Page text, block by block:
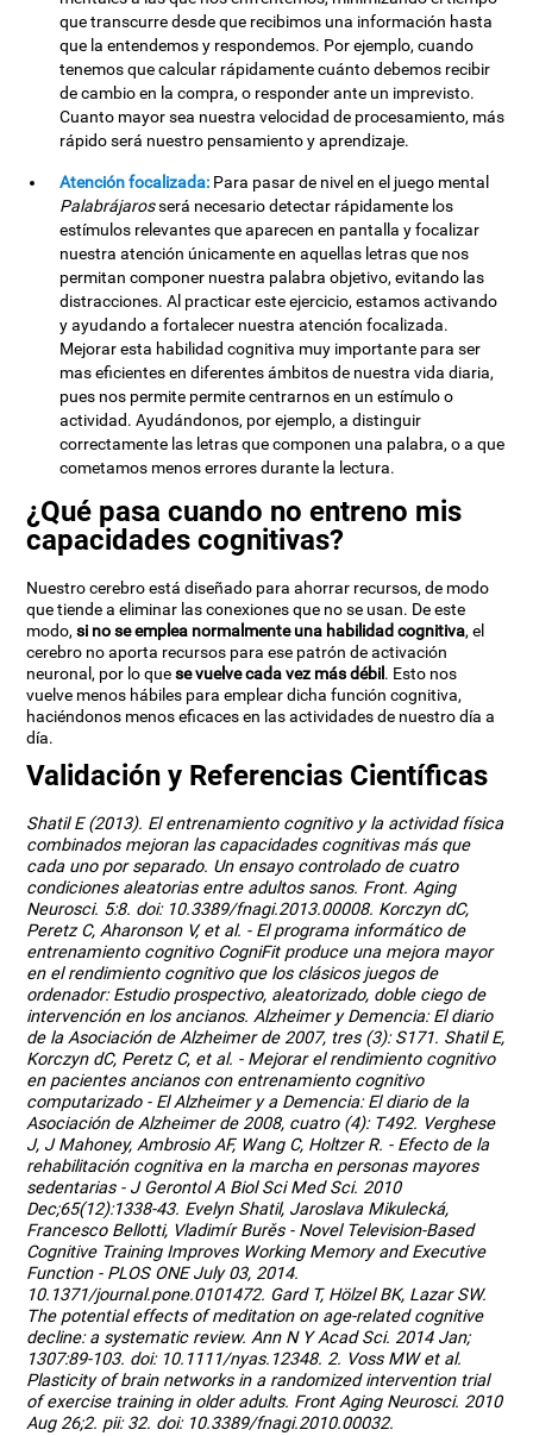
que transcurre desde que recibimos una información hasta
que la entendemos y respondemos. Por ejemplo, cuando
tenemos que calcular rápidamente cuánto debemos recibir
de cambio en la compra, o responder ante un imprevisto.
Cuanto mayor sea nuestra velocidad de procesamiento, más
rápido será nuestro pensamiento y aprendizaje.
Atención focalizada: Para pasar de nivel en el juego mental
Palabrájarosserá necesario detectar rápidamente los
estímulos relevantes que aparecen en pantalla y focalizar
nuestra atención únicamente en aquellas letras que nos
permitan componer nuestra palabra objetivo, evitando las
distracciones. Al practicar este ejercicio, estamos activando
y ayudando a fortalecer nuestra atención focalizada.
Mejorar esta habilidad cognitiva muy importante para ser
mas eficientes en diferentes ámbitos de nuestra vida diaria,
pues nos permite permite centrarnos en un estímulo o
actividad. Ayudándonos, por ejemplo, a distinguir
correctamente las letras que componen una palabra, o a que
cometamos menos errores durante la lectura.
¿Qué pasa cuando no entreno mis
capacidades cognitivas?
Nuestro cerebro está diseñado para ahorrar recursos, de modo
que tiende a eliminar las conexiones que no se usan. De este
modo,si no se emplea normalmente una habilidad cognitiva, el
cerebro no aporta recursos para ese patrón de activación
neuronal, por lo quese vuelve cada vez más débil . Esto nos
vuelve menos hábiles para emplear dicha función cognitiva,
haciéndonos menos eficaces en las actividades de nuestro día a
día.
Validación y Referencias Científicas
Shatil E (2013). El entrenamiento cognitivo y la actividad física
combinados mejoran las capacidades cognitivas más que
cada uno por separado. Un ensayo controlado de cuatro
condiciones aleatorias entre adultos sanos. Front. Aging
Neurosci. 5:8. doi: 10.3389/fnagi.2013.00008. Korczyn dC,
Peretz C, Aharonson V, et al. - El programa informático de
entrenamiento cognitivo CogniFit produce una mejora mayor
en el rendimiento cognitivo que los clásicos juegos de
ordenador: Estudio prospectivo, aleatorizado, doble ciego de
intervención en los ancianos. Alzheimer y Demencia: El diario
de la Asociación de Alzheimer de 2007, tres (3): S171. Shatil E,
Korczyn dC, Peretz C, et al. - Mejorar el rendimiento cognitivo
en pacientes ancianos con entrenamiento cognitivo
computarizado - El Alzheimer y a Demencia: El diario de la
Asociación de Alzheimer de 2008, cuatro (4): T492. Verghese
J, J Mahoney, Ambrosio AF, Wang C, Holtzer R. - Efecto de la
rehabilitación cognitiva en la marcha en personas mayores
sedentarias - J Gerontol A Biol Sci Med Sci. 2010
Dec;65(12):1338-43. Evelyn Shatil, Jaroslava Mikulecká,
Francesco Bellotti, Vladimír Burěs - Novel Television-Based
Cognitive Training Improves Working Memory and Executive
Function - PLOS ONE July 03, 2014.
10.1371/journal.pone.0101472. Gard T, Hölzel BK, Lazar SW.
The potential effects of meditation on age-related cognitive
decline: a systematic review. Ann N Y Acad Sci. 2014 Jan;
1307:89-103. doi: 10.1111/nyas.12348. 2. Voss MW et al.
Plasticity of brain networks in a randomized intervention trial
of exercise training in older adults. Front Aging Neurosci. 2010
Aug 26;2. pii: 32. doi: 10.3389/fnagi.2010.00032.